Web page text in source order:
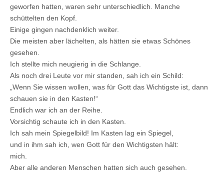
geworfen hatten, waren sehr unterschiedlich. Manche
schüttelten den Kopf.
Einige gingen nachdenklich weiter.
Die meisten aber lächelten, als hätten sie etwas Schönes
gesehen.
Ich stellte mich neugierig in die Schlange.
Als noch drei Leute vor mir standen, sah ich ein Schild:
„Wenn Sie wissen wollen, was für Gott das Wichtigste ist, dann
schauen sie in den Kasten!“
Endlich war ich an der Reihe.
Vorsichtig schaute ich in den Kasten.
Ich sah mein Spiegelbild! Im Kasten lag ein Spiegel,
und in ihm sah ich, wen Gott für den Wichtigsten hält:
mich.
Aber alle anderen Menschen hatten sich auch gesehen.